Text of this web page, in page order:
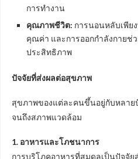
การทำงาน
คุณภาพชีวิต: การนอนหลับเพีย
คุณค่า และการออกกำลังกายช่
ประสิทธิภาพ
ปัจจัยที่ส่งผลต่อสุขภาพ
สุขภาพของแต่ละคนขึ้นอยู่กับหลาย
จนถึงสภาพแวดล้อม
1. อาหารและโภชนาการ
การบริโภคอาหารที่สมดุลเป็นปัจจั